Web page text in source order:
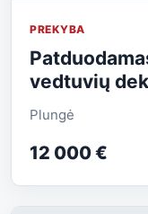
PREKYBA
vedtuvių
Plungė
12 000 €